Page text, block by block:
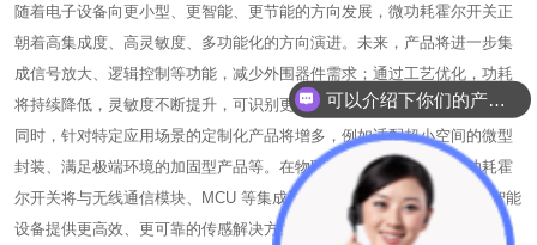
随着电子设备向更小型、更智能、更节能的方向发展，微功耗霍尔开关正
朝着高集成度、高灵敏度、多功能化的方向演进。未来，产品将进一步集
成信号放大、逻辑控制等功能，减少外围器件需求；通过工艺优化，功耗
将持续降低，灵敏度不断提升，可识别更微弱的磁场信号。
同时，针对特定应用场景的定制化产品将增多，例如适配超小空间的微型
封装、满足极端环境的加固型产品等。在物联网技术的推动下，微功耗霍
尔开关将与无线通信模块、MCU 等集成形成一体化传感节点，为各类智能
设备提供更高效、更可靠的传感解决方案，成为低功耗电子时代不可或缺
可以介绍下你们的产品么？